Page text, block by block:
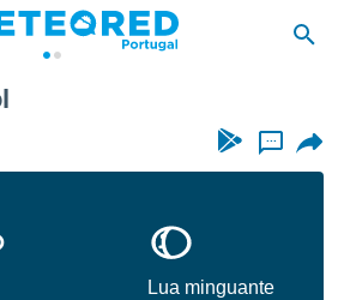
...
Lua minguante